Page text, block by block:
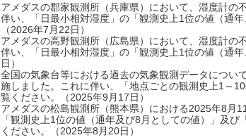
アメダスの郡家観測所（兵庫県）において、湿度計
伴い、「日最小相対湿度」の「観測史上1位の値（通
（2026年7月22日）
アメダスの高野観測所（広島県）において、湿度計
伴い、「日最小相対湿度」の「観測史上1位の値（通
日）
全国の気象台等における過去の気象観測データについ
施しました。これに伴い、「地点ごとの観測史上1～
覧ください。（2025年9月17日）
アメダスの松島観測所（熊本県）における2025年8月
「観測史上1位の値（通年及び8月としての値）」及
ください。（2025年8月20日）